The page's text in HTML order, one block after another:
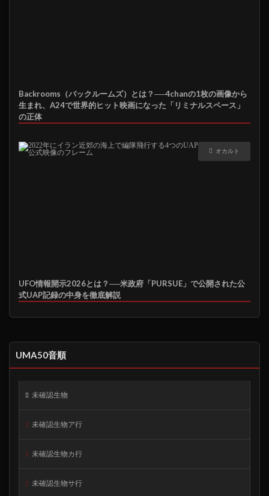
Backrooms（バックルームズ）とは？──4chanの1枚の画像から
生まれ、A24で世界的ヒット映画になった「リミナルスペース」
の正体
オカルト
UFO情報開示2026とは？──米政府「PURSUE」で公開された公
式UAP記録の中身を徹底解説
UMA50音順
未確認生物
未確認生物ア行
未確認生物カ行
未確認生物サ行